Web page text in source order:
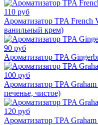
110 руб
Ароматизатор TPA French
ванильный крем)
90 руб
Ароматизатор TPA
100 руб
Ароматизатор TPA
печенье, чистое)
120 руб
Ароматизатор TPA